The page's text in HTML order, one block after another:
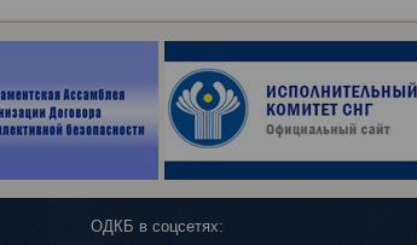
ОДКБ в соцсетях: